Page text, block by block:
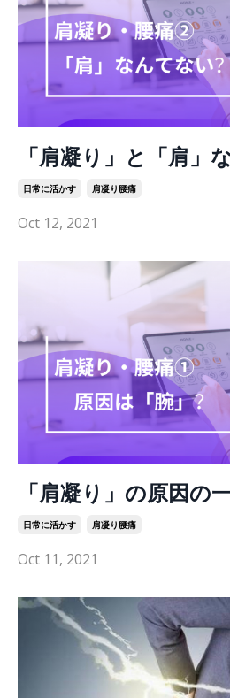
「肩凝り」と「肩」
日常に活かす 肩凝り腰痛
Oct 12, 2021
「肩凝り」の原因の
日常に活かす 肩凝り腰痛
Oct 11, 2021